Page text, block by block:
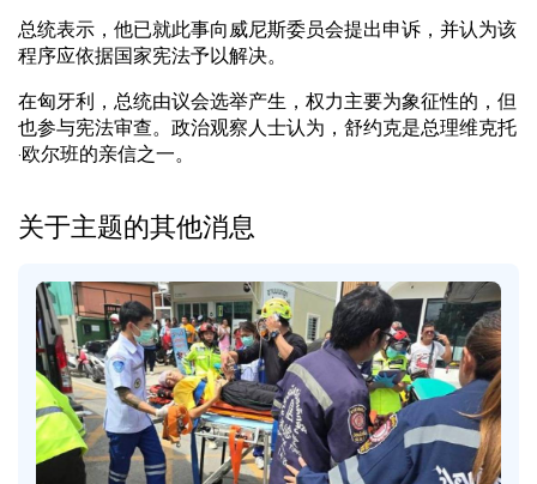
总统表示，他已就此事向威尼斯委员会提出申诉，并认为该
程序应依据国家宪法予以解决。
在匈牙利，总统由议会选举产生，权力主要为象征性的，但
也参与宪法审查。政治观察人士认为，舒约克是总理维克托
·欧尔班的亲信之一。
关于主题的其他消息